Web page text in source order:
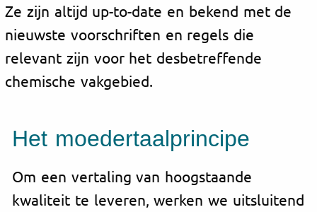
Ze zijn altijd up-to-date en bekend met de
nieuwste voorschriften en regels die
relevant zijn voor het desbetreffende
chemische vakgebied.
Het moedertaalprincipe
Om een vertaling van hoogstaande
kwaliteit te leveren, werken we uitsluitend